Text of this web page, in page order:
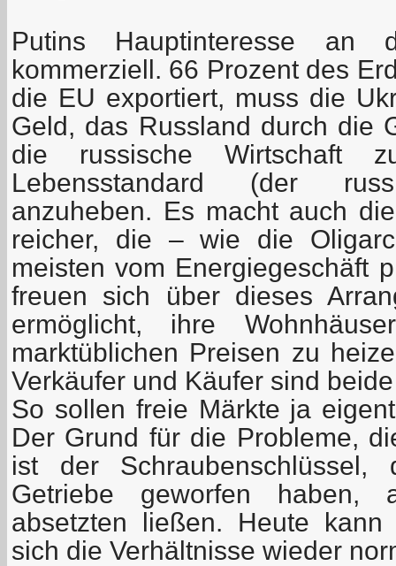
Putins Hauptinteresse
kommerziell. 66 Prozent des
die EU exportiert, muss die
Geld, das Russland durch die
die russische Wirtschaft
Lebensstandard (der
anzuheben. Es macht auch
reicher, die – wie die
meisten vom Energiegeschäft
freuen sich über dieses
ermöglicht, ihre
marktüblichen Preisen zu
Verkäufer und Käufer sind
So sollen freie Märkte ja
Der Grund für die Probleme,
ist der
Getriebe geworfen haben,
absetzten ließen. Heute
sich die Verhältnisse wieder